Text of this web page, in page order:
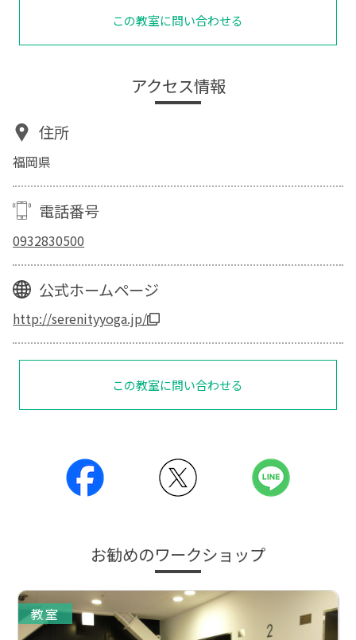
この教室に問い合わせる
アクセス情報
住所
福岡県
電話番号
0932830500
公式ホームページ
http://serenityyoga.jp/
この教室に問い合わせる
お勧めのワークショップ
教室